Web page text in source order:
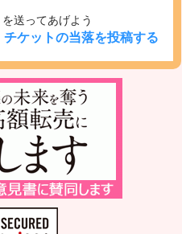
送ってあげよう
チケットの当落を投稿する